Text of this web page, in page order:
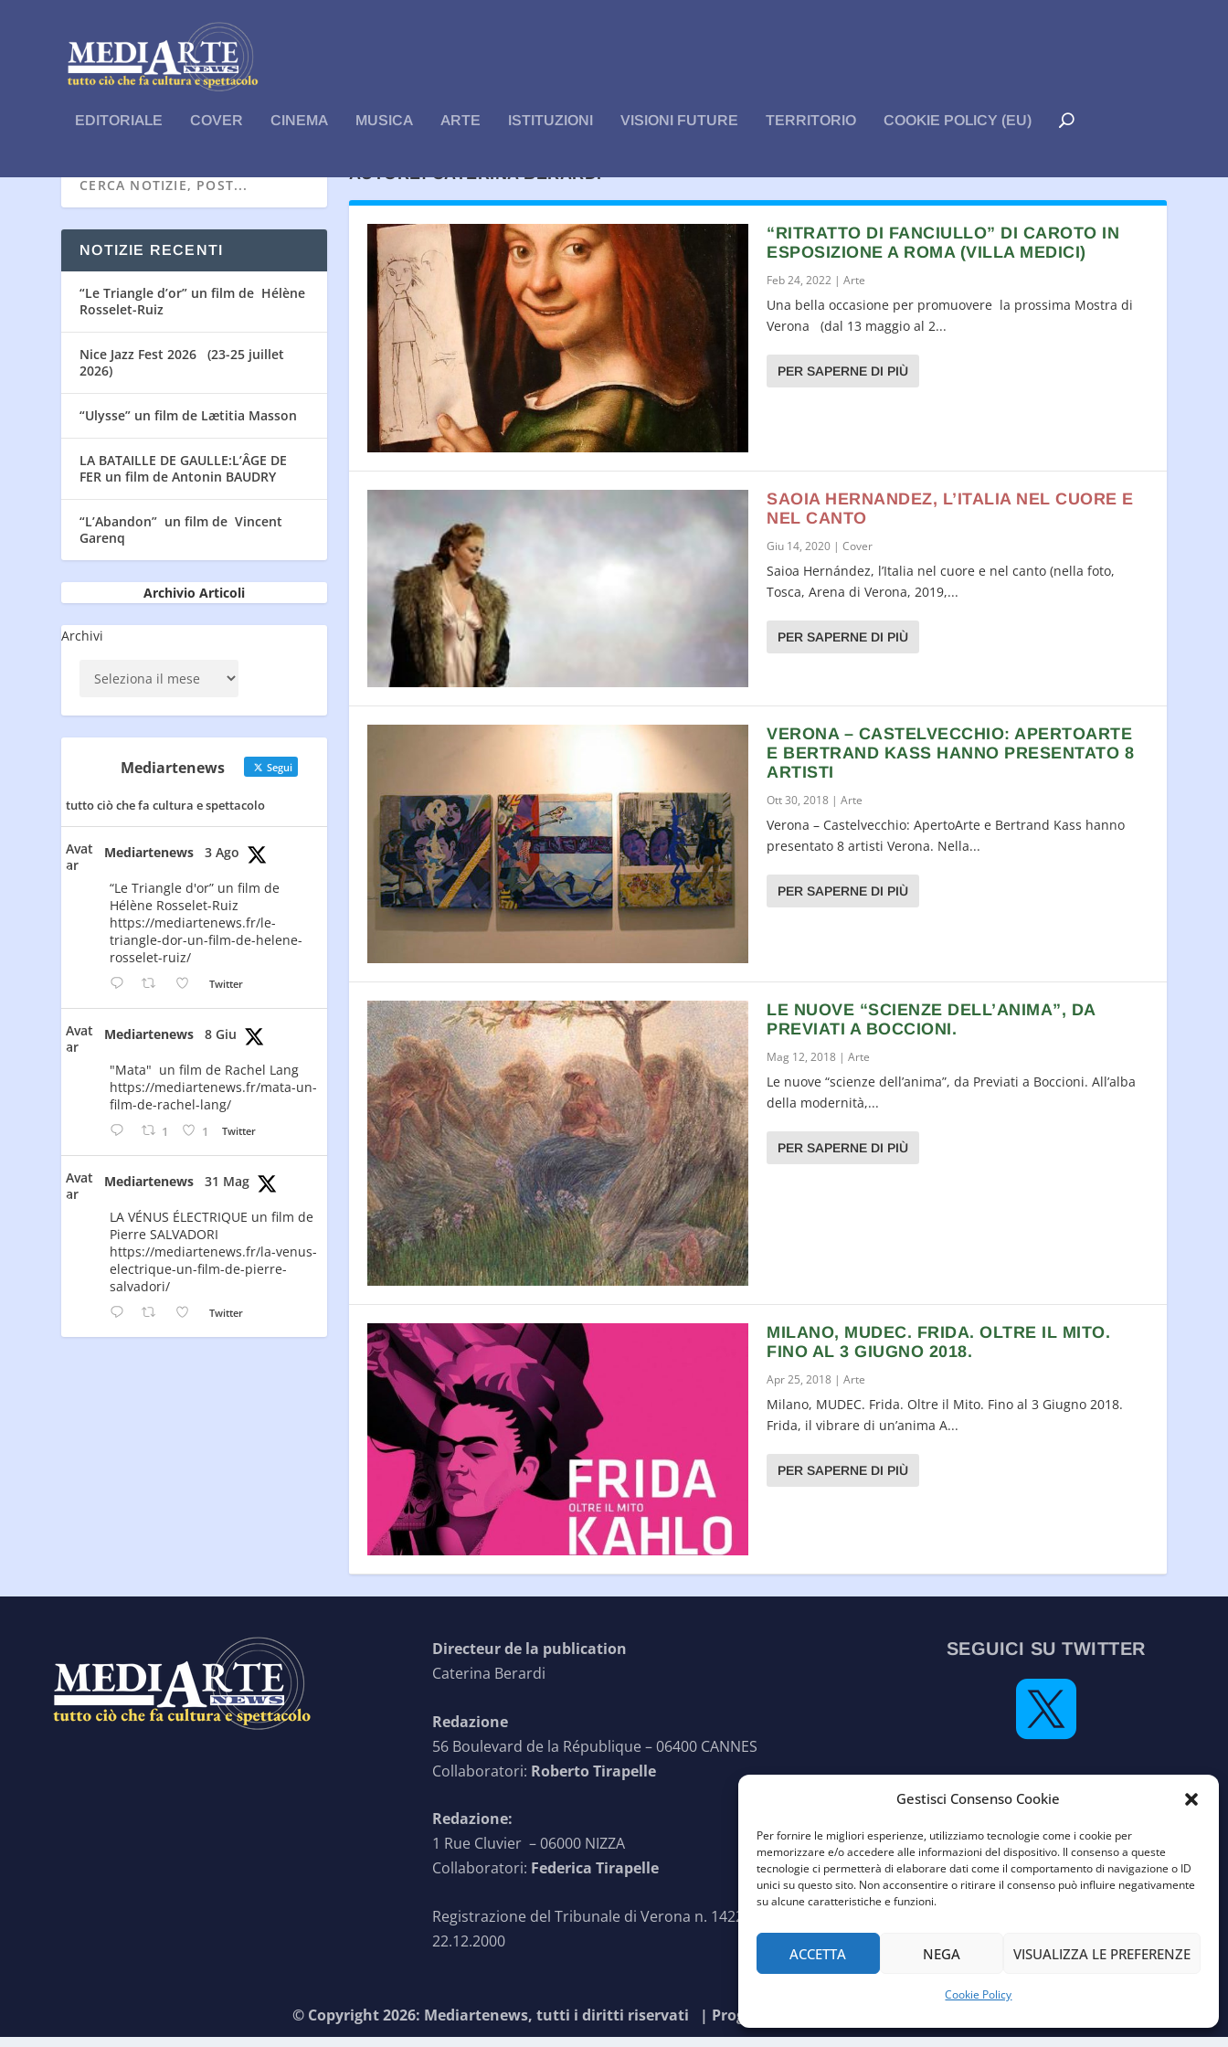
Gestisci Consenso Cookie
Per fornire le migliori esperienze, utilizziamo tecnologie come i cookie per
memorizzare e/o accedere alle informazioni del dispositivo. Il consenso a queste
tecnologie ci permetterà di elaborare dati come il comportamento di navigazione o ID
unici su questo sito. Non acconsentire o ritirare il consenso può influire negativamente
su alcune caratteristiche e funzioni.
ACCETTA NEGA VISUALIZZA LE PREFERENZE
Cookie Policy
EDITORIALE COVER CINEMA MUSICA ARTE ISTITUZIONI VISIONI FUTURE TERRITORIO COOKIE POLICY (EU)
AUTORE:CATERINA BERARDI
“RITRATTO DI FANCIULLO” DI CAROTO IN
ESPOSIZIONE A ROMA (VILLA MEDICI)
Feb 24, 2022 |Arte
Una bella occasione per promuovere la prossima Mostra di
Verona (dal 13 maggio al 2...
PER SAPERNE DI PIÙ
SAOIA HERNANDEZ, L’ITALIA NEL CUORE E
NEL CANTO
Giu 14, 2020 |Cover
Saioa Hernández, l’Italia nel cuore e nel canto (nella foto,
Tosca, Arena di Verona, 2019,...
PER SAPERNE DI PIÙ
VERONA – CASTELVECCHIO: APERTOARTE
E BERTRAND KASS HANNO PRESENTATO 8
ARTISTI
Ott 30, 2018 |Arte
Verona – Castelvecchio: ApertoArte e Bertrand Kass hanno
presentato 8 artisti Verona. Nella...
PER SAPERNE DI PIÙ
LE NUOVE “SCIENZE DELL’ANIMA”, DA
PREVIATI A BOCCIONI.
Mag 12, 2018 |Arte
Le nuove “scienze dell’anima”, da Previati a Boccioni. All’alba
della modernità,...
PER SAPERNE DI PIÙ
MILANO, MUDEC. FRIDA. OLTRE IL MITO.
FINO AL 3 GIUGNO 2018.
Apr 25, 2018 |Arte
Milano, MUDEC. Frida. Oltre il Mito. Fino al 3 Giugno 2018.
Frida, il vibrare di un’anima A...
PER SAPERNE DI PIÙ
NOTIZIE RECENTI
“Le Triangle d’or” un film de Hélène
Rosselet-Ruiz
Nice Jazz Fest 2026 (23-25 juillet
2026)
“Ulysse” un film de Lætitia Masson
LA BATAILLE DE GAULLE:L’ÂGE DE
FER un film de Antonin BAUDRY
“L’Abandon” un film de Vincent
Garenq
Archivio Articoli
Archivi
Mediartenews Segui
tutto ciò che fa cultura e spettacolo
Avat
ar
Mediartenews 3 Ago
“Le Triangle d'or” un film de
Hélène Rosselet-Ruiz
https://mediartenews.fr/le-
triangle-dor-un-film-de-helene-
rosselet-ruiz/
Twitter
Avat
ar
Mediartenews 8 Giu
"Mata" un film de Rachel Lang
https://mediartenews.fr/mata-un-
film-de-rachel-lang/
1 1 Twitter
Avat
ar
Mediartenews 31 Mag
LA VÉNUS ÉLECTRIQUE un film de
Pierre SALVADORI
https://mediartenews.fr/la-venus-
electrique-un-film-de-pierre-
salvadori/
Twitter
Directeur de la publication
Caterina Berardi
Redazione
56 Boulevard de la République – 06400 CANNES
Collaboratori: Roberto Tirapelle
Redazione:
1 Rue Cluvier – 06000 NIZZA
Collaboratori: Federica Tirapelle
Registrazione del Tribunale di Verona n. 1422 del
22.12.2000
SEGUICI SU TWITTER

© Copyright 2026: Mediartenews, tutti i diritti riservati | Progettato da